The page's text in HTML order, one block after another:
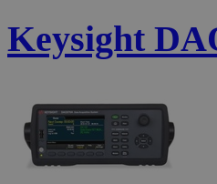
Keysight